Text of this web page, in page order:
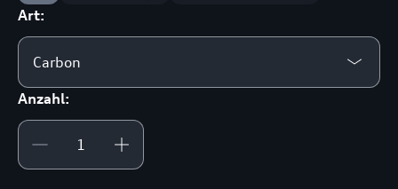
Art:
Carbon
Anzahl: